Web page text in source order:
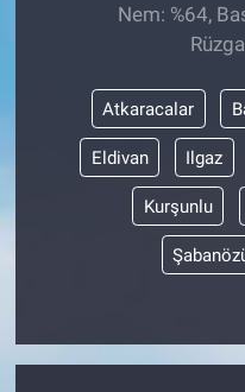
Nem: %64,
Atkaracalar
Eldivan Ilgaz
Kurşunlu